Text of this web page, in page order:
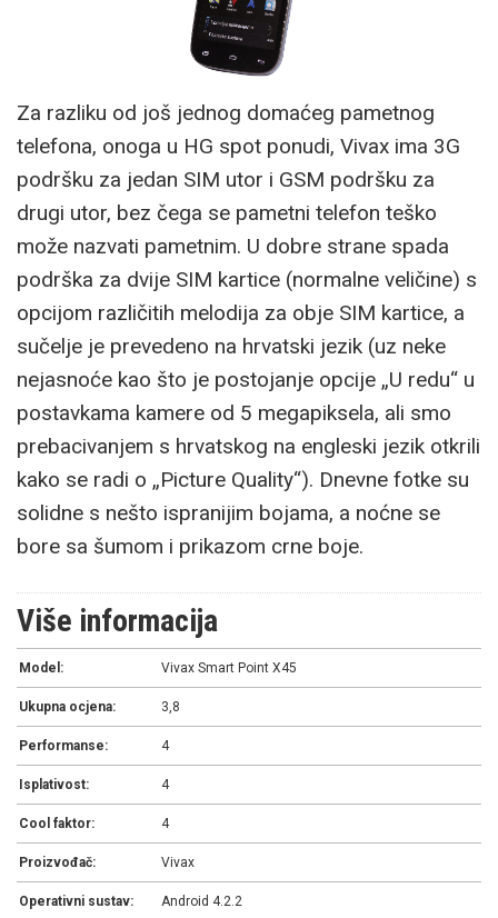
Za razliku od još jednog domaćeg pametnog
telefona, onoga u HG spot ponudi, Vivax ima 3G
podršku za jedan SIM utor i GSM podršku za
drugi utor, bez čega se pametni telefon teško
može nazvati pametnim. U dobre strane spada
podrška za dvije SIM kartice (normalne veličine) s
opcijom različitih melodija za obje SIM kartice, a
sučelje je prevedeno na hrvatski jezik (uz neke
nejasnoće kao što je postojanje opcije „U redu“ u
postavkama kamere od 5 megapiksela, ali smo
prebacivanjem s hrvatskog na engleski jezik otkrili
kako se radi o „Picture Quality“). Dnevne fotke su
solidne s nešto ispranijim bojama, a noćne se
bore sa šumom i prikazom crne boje.
Više informacija
Model: Vivax Smart Point X45
Ukupna ocjena: 3,8
Performanse: 4
Isplativost: 4
Cool faktor: 4
Proizvođač: Vivax
Operativni sustav: Android 4.2.2